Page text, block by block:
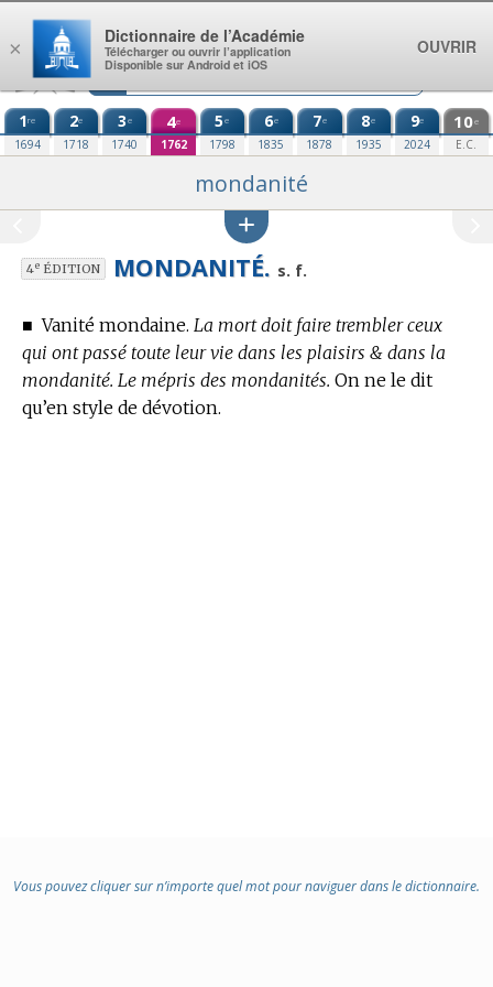
Aller au contenu
1re
1694
2e
1718
3e
1740
4e
1762
5e
1798
6e
1835
7e
1878
8e
1935
9e
2024
10e
E.C.
mondanité
4eÉDITION MONDANITÉ. s. f.
■Vanité mondaine. La mort doit faire trembler ceux
qui ont passé toute leur vie dans les plaisirs & dans la
mondanité. Le mépris des mondanités. On ne le dit
qu’en style de dévotion.
Vous pouvez cliquer sur n’importe quel mot pour naviguer dans le dictionnaire.
×
Dictionnaire de l’Académie
Télécharger ou ouvrir l’application
Disponible sur Android et iOS
OUVRIR